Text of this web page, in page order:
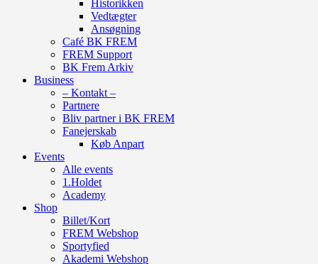
Historikken
Vedtægter
Ansøgning
Café BK FREM
FREM Support
BK Frem Arkiv
Business
– Kontakt –
Partnere
Bliv partner i BK FREM
Fanejerskab
Køb Anpart
Events
Alle events
1.Holdet
Academy
Shop
Billet/Kort
FREM Webshop
Sportyfied
Akademi Webshop